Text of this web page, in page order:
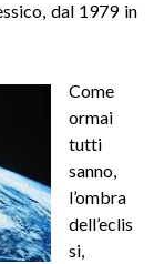
dal 1979 in
Come
ormai
tutti
sanno,
l’ombra
dell’eclis
si,